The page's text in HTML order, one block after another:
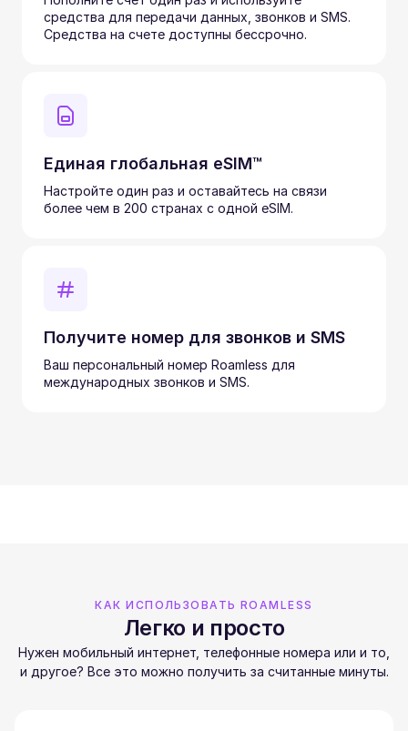
средства для передачи данных, звонков и SMS.
Средства на счете доступны бессрочно.
Единая глобальная eSIM™
Настройте один раз и оставайтесь на связи
более чем в 200 странах с одной eSIM.
Получите номер для звонков и SMS
Ваш персональный номер Roamless для
международных звонков и SMS.
КАК ИСПОЛЬЗОВАТЬ ROAMLESS
Легко и просто
Нужен мобильный интернет, телефонные номера или и то,
и другое? Все это можно получить за считанные минуты.